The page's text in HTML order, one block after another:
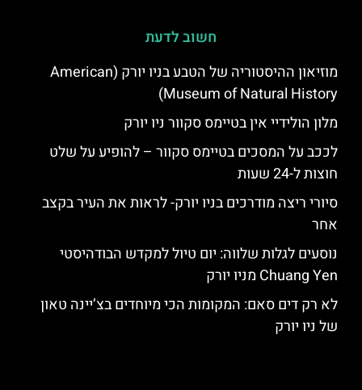
חשוב לדעת
מוזיאון ההיסטוריה של הטבע בניו יורק (American
Museum of Natural History)
מלון הולידיי אין בטיימס סקוור ניו יורק
לככב על המסכים בטיימס סקוור – להופיע על שלט
חוצות ל-24 שעות
סיורי ריצה מודרכים בניו יורק- לראות את העיר בקצב
אחר
נוסעים לגלות שלווה: יום טיול למקדש הבודהיסטי
Chuang Yen מניו יורק
לא רק דים סאם: המקומות הכי מיוחדים בצ’יינה טאון
של ניו יורק